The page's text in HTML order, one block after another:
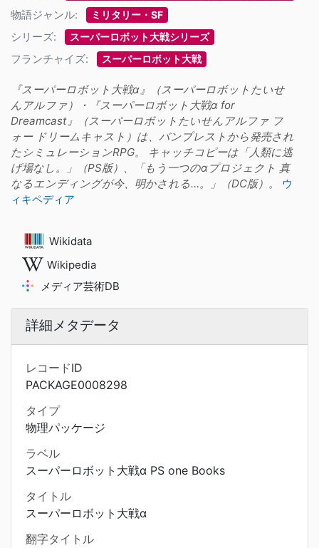
物語ジャンル: ミリタリー・SF
シリーズ: スーパーロボット大戦シリーズ
フランチャイズ: スーパーロボット大戦
『スーパーロボット大戦α』（スーパーロボットたいせ
んアルファ）・『スーパーロボット大戦α for
Dreamcast』（スーパーロボットたいせんアルファ フ
ォー ドリームキャスト）は、バンプレストから発売され
たシミュレーションRPG。 キャッチコピーは「人類に逃
げ場なし。」（PS版）、「もう一つのαプロジェクト 真
なるエンディングが今、明かされる…。」（DC版）。
ウ
ィキペディア
Wikidata
Wikipedia
メディア芸術DB
詳細メタデータ
レコードID
PACKAGE0008298
タイプ
物理パッケージ
ラベル
スーパーロボット大戦α PS one Books
タイトル
スーパーロボット大戦α
翻字タイトル